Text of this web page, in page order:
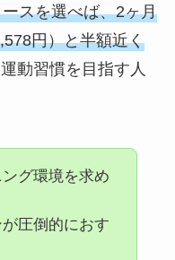
スを選べば、2ヶ月
円）と半額近く
動習慣を目指す人
グ環境を求め
圧倒的におす